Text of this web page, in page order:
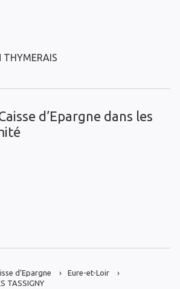
THYMERAIS
d’Epargne dans les
d’Epargne
Eure-et-Loir
TASSIGNY